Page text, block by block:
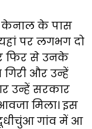
केनाल के पास
पर लगभग दो
फिर से उनके
और उन्हें
उन्हें सरकार
मिला। इस
गांव में आ